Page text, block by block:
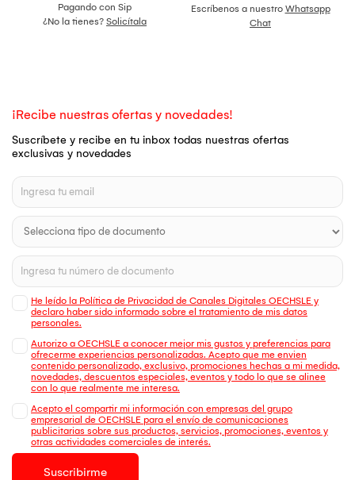
Pagando con Sip
¿No la tienes? Solicítala
Escríbenos a nuestro Whatsapp
Chat
¡Recibe nuestras ofertas y novedades!
Suscríbete y recibe en tu inbox todas nuestras ofertas
exclusivas y novedades
He leído la Política de Privacidad de Canales Digitales OECHSLE y
declaro haber sido informado sobre el tratamiento de mis datos
personales.
Autorizo a OECHSLE a conocer mejor mis gustos y preferencias para
ofrecerme experiencias personalizadas. Acepto que me envien
contenido personalizado, exclusivo, promociones hechas a mi medida,
novedades, descuentos especiales, eventos y todo lo que se alinee
con lo que realmente me interesa.
Acepto el compartir mi información con empresas del grupo
empresarial de OECHSLE para el envío de comunicaciones
publicitarias sobre sus productos, servicios, promociones, eventos y
otras actividades comerciales de interés.
Suscribirme